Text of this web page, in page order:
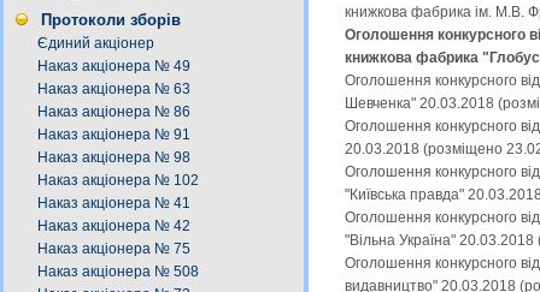
Протоколи зборів
Єдиний акціонер
Наказ акціонера № 49
Наказ акціонера № 63
Наказ акціонера № 86
Наказ акціонера № 91
Наказ акціонера № 98
Наказ акціонера № 102
Наказ акціонера № 41
Наказ акціонера № 42
Наказ акціонера № 75
Наказ акціонера № 508
книжкова фабрика ім. М.В.
Оголошення конкурсного
книжкова фабрика
Оголошення конкурсного
Шевченка" 20.03.2018
Оголошення конкурсного
20.03.2018 (розміщено
Оголошення конкурсного
"Київська правда"
Оголошення конкурсного
"Вільна Україна"
Оголошення конкурсного
видавництво" 20.03.2018